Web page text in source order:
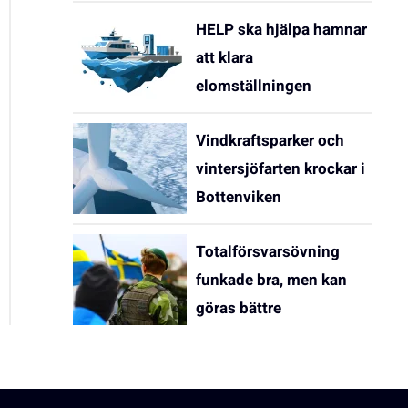
HELP ska hjälpa hamnar
att klara
elomställningen
Vindkraftsparker och
vintersjöfarten krockar i
Bottenviken
Totalförsvarsövning
funkade bra, men kan
göras bättre